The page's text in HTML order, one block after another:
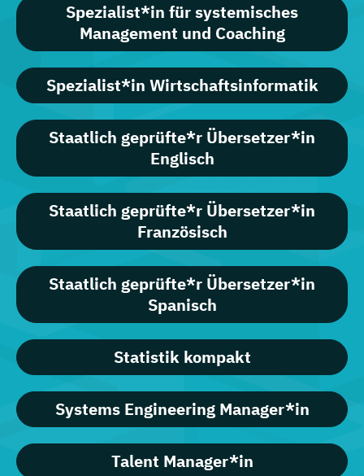
Spezialist*in für systemisches
Management und Coaching
Spezialist*in Wirtschaftsinformatik
Staatlich geprüfte*r Übersetzer*in
Englisch
Staatlich geprüfte*r Übersetzer*in
Französisch
Staatlich geprüfte*r Übersetzer*in
Spanisch
Statistik kompakt
Systems Engineering Manager*in
Talent Manager*in